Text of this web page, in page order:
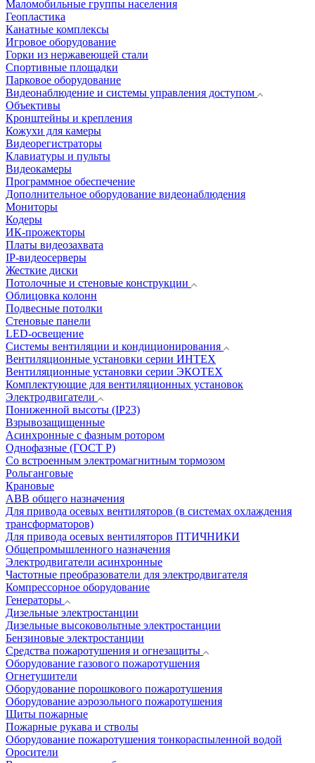
Маломобильные группы населения
Геопластика
Канатные комплексы
Игровое оборудование
Горки из нержавеющей стали
Спортивные площадки
Парковое оборудование
Видеонаблюдение и системы управления доступом
Объективы
Кронштейны и крепления
Кожухи для камеры
Видеорегистраторы
Клавиатуры и пульты
Видеокамеры
Программное обеспечение
Дополнительное оборудование видеонаблюдения
Мониторы
Кодеры
ИК-прожекторы
Платы видеозахвата
IP-видеосерверы
Жесткие диски
Потолочные и стеновые конструкции
Облицовка колонн
Подвесные потолки
Стеновые панели
LED-освещение
Системы вентиляции и кондиционирования
Вентиляционные установки серии ИНТЕХ
Вентиляционные установки серии ЭКОТЕХ
Комплектующие для вентиляционных установок
Электродвигатели
Пониженной высоты (IP23)
Взрывозащищенные
Асинхронные с фазным ротором
Однофазные (ГОСТ Р)
Со встроенным электромагнитным тормозом
Рольганговые
Крановые
АВВ общего назначения
Для привода осевых вентиляторов (в системах охлаждения
трансформаторов)
Для привода осевых вентиляторов ПТИЧНИКИ
Общепромышленного назначения
Электродвигатели асинхронные
Частотные преобразователи для электродвигателя
Компрессорное оборудование
Генераторы
Дизельные электростанции
Дизельные высоковольтные электростанции
Бензиновые электростанции
Средства пожаротушения и огнезащиты
Оборудование газового пожаротушения
Огнетушители
Оборудование порошкового пожаротушения
Оборудование аэрозольного пожаротушения
Щиты пожарные
Пожарные рукава и стволы
Оборудование пожаротушения тонкораспыленной водой
Оросители